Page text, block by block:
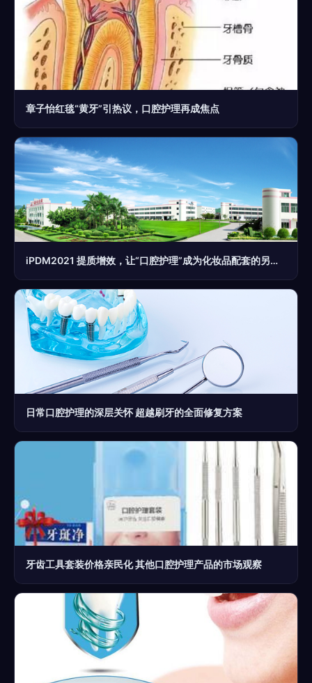
章子怡红毯“黄牙”引热议，口腔护理再成焦点
iPDM2021 提质增效，让“口腔护理”成为化妆品配套的另一束高光——揭秘“智造工厂”的完整价值标维
日常口腔护理的深层关怀 超越刷牙的全面修复方案
牙齿工具套装价格亲民化 其他口腔护理产品的市场观察